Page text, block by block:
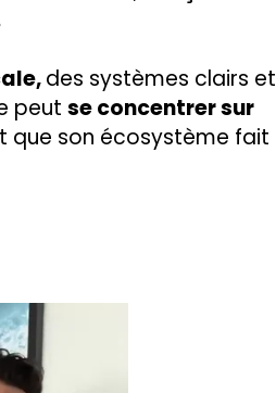
des systèmes clairs et
peut se concentrer sur
que son écosystème fait